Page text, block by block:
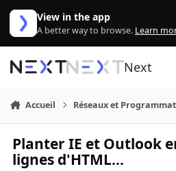
Aller au contenu
View in the app
A better way to browse. Learn
Next
Accueil Réseaux et
Planter IE et Outlook
lignes d'HTML...